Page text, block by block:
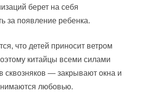
берет на себя
за появление ребенка.
что детей приносит ветром
китайцы всеми силами
сквозняков — закрывают окна и
любовью.